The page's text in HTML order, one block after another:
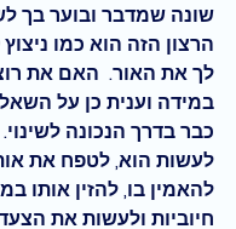
שונה שמדבר ובוער בך
הרצון הזה הוא כמו
לך את האור.  האם את
במידה וענית כן על
כבר בדרך הנכונה
לעשות הוא, לטפח את
להאמין בו, להזין אותו
חיוביות ולעשות את